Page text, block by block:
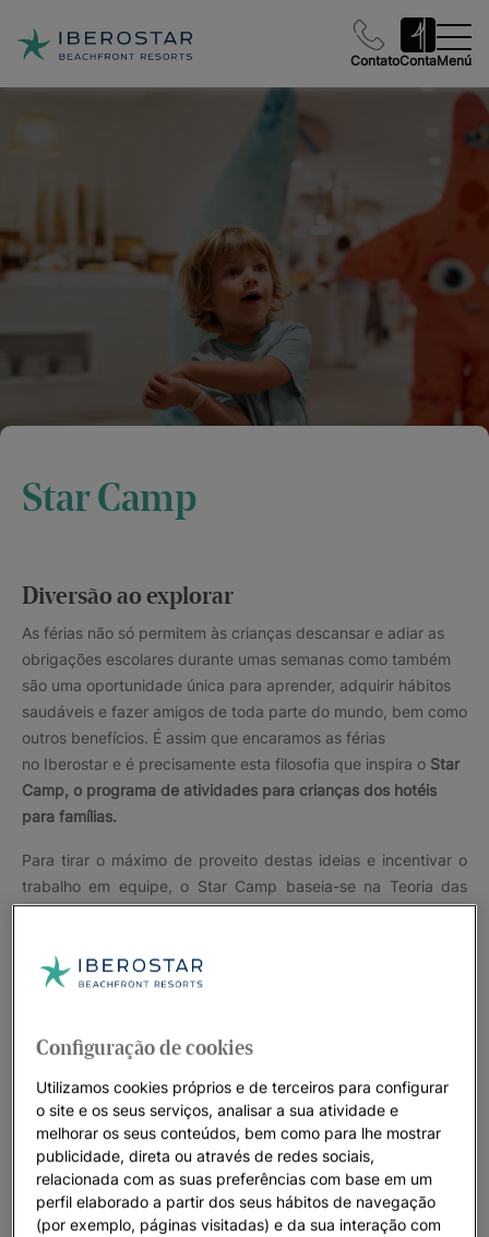
ContatoContaMenú
Star Camp
Diversão ao explorar
As férias não só permitem às crianças descansar e adiar as
obrigações escolares durante umas semanas como também
são uma oportunidade única para aprender, adquirir hábitos
saudáveis e fazer amigos de toda parte do mundo, bem como
outros benefícios. É assim que encaramos as férias
no Iberostar e é precisamente esta filosofia que inspira o Star
Camp, o programa de atividades para crianças dos hotéis
para famílias.
Para tirar o máximo de proveito destas ideias e incentivar o
trabalho em equipe, o Star Camp baseia-se na Teoria das
Inteligências Múltiplas, que defende que a inteligência se
pessoas. Assim, as crianças são incentivadas a interagir e
colaborar entre si através da participação em jogos e outras
No Star Camp, a diversão é garantida. Se você está
pensando em viajar com crianças, a Iberostar vai ajudá-lo.
Consulte as nossas ofertas dehotéis familiares, reserve um
quarto e aproveite ao máximo as suas férias, com o descanso
de saber que os seus filhos não poderiam estar em melhores
mãos.
Configuração de cookies
Utilizamos cookies próprios e de terceiros para configurar
o site e os seus serviços, analisar a sua atividade e
melhorar os seus conteúdos, bem como para lhe mostrar
publicidade, direta ou através de redes sociais,
relacionada com as suas preferências com base em um
perfil elaborado a partir dos seus hábitos de navegação
(por exemplo, páginas visitadas) e da sua interação com